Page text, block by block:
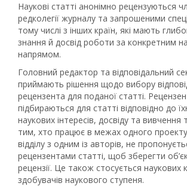
Наукові статті анонімно рецензуються
редколегії журналу та запрошеними
тому числі з інших країн, які мають
знання й досвід роботи за конкретним
напрямом.
Головний редактор та відповідальний
приймають рішення щодо вибору
рецензента для поданої статті.
підбираються для статті відповідно до
наукових інтересів, досвіду та
тим, хто працює в межах одного
відділу з одним із авторів, не
рецензентами статті, щоб зберегти
рецензії. Це також стосується наукових
здобувачів наукового ступеня.